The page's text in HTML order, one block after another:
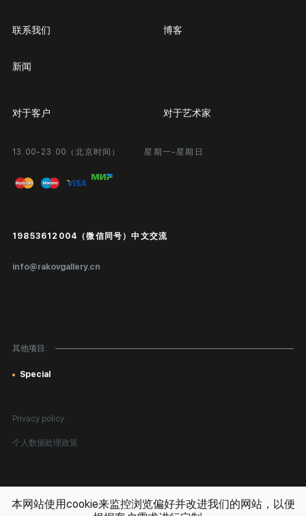
13.00-23.00（北京时间） 星期一-星期日
info@rakovgallery.cn
19853612004（微信同号）中文交流
联系我们
新闻
博客
其他项目:
Special
对于客户
个人专区
问题和回答问题
Public offer
对于艺术家
合作
画廊展览
Privacy policy
个人数据处理政策
本网站使用cookie来监控浏览偏好并改进我们的网站，以便